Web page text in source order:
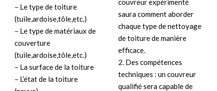
– Le type de toiture
(tuile,ardoise,tôle,etc.)
– Le type de matériaux de
couverture
(tuile,ardoise,tôle,etc.)
– La surface de la toiture
– L’état de la toiture
couvreur expérimenté
saura comment aborder
chaque type de nettoyage
de toiture de manière
efficace.
2. Des compétences
techniques : un couvreur
qualifié sera capable de